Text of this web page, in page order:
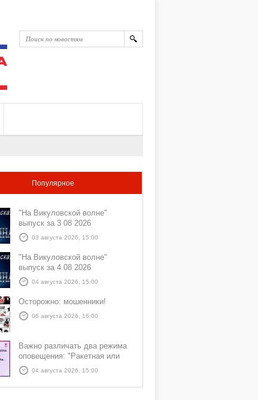
Популярное
"На Викуловской волне"
выпуск за 3 08 2026
03 августа 2026, 15:00
"На Викуловской волне"
выпуск за 4 08 2026
04 августа 2026, 15:00
Осторожно: мошенники!
06 августа 2026, 16:00
Важно различать два режима
оповещения: "Ракетная или
БПЛА опасность" и "Угроза
атаки ракеты или БПЛА"
04 августа 2026, 15:00